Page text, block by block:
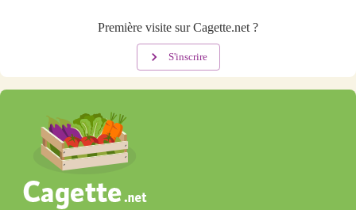
Première visite sur Cagette.net ?
S'inscrire